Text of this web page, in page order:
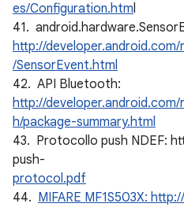
es/Configuration.html
41.
http://
/SensorEvent.html
42. API Bluetooth:
http://
h/package-summary.html
43. Protocollo push NDEF:
push-
protocol.pdf
44. MIFARE MF1S503X: